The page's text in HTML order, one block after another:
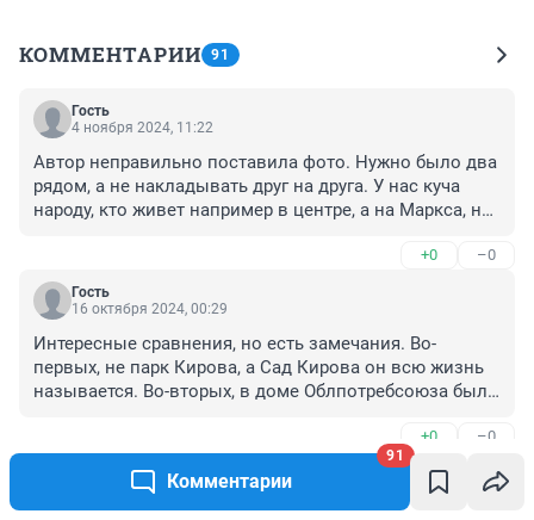
Комментарии
91
КОММЕНТАРИИ 91
Гость
4 ноября 2024, 11:22
Автор неправильно поставила фото. Нужно было два
рядом, а не накладывать друг на друга. У нас куча
народу, кто живет например в центре, а на Маркса, не
+0 –0
Гость
16 октября 2024, 00:29
Интересные сравнения, но есть замечания. Во-
первых, не парк Кирова, а Сад Кирова он всю жизнь
называется. Во-вторых, в доме Облпотребсоюза был
магазин. А Универмаг был в здании гостиницы
Центральная. Рассматривая старые фото
Новосибирска, нельзя не заметить каким зелёным и
ухоженным он был
+0 –0
19 августа 2024, 11:12